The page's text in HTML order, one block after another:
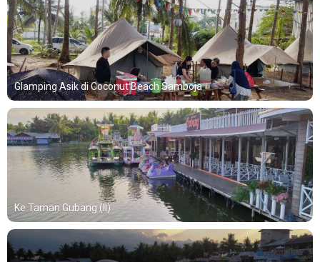
Glamping Asik di Coconut Beach Samboja
Ke Taman Gubang (II)